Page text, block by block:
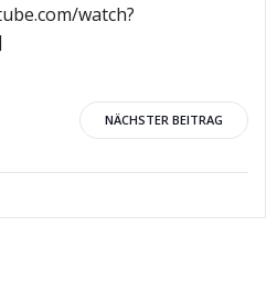
watch?
NÄCHSTER BEITRAG